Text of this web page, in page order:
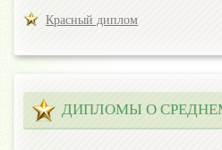
Красный диплом
ДИПЛОМЫ О